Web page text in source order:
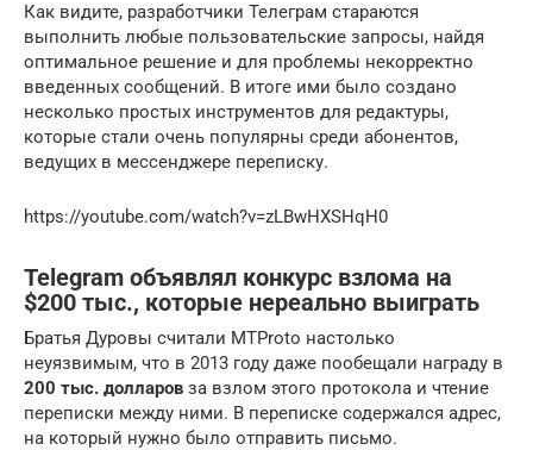
Как видите, разработчики Телеграм стараются
выполнить любые пользовательские запросы, найдя
оптимальное решение и для проблемы некорректно
введенных сообщений. В итоге ими было создано
несколько простых инструментов для редактуры,
которые стали очень популярны среди абонентов,
ведущих в мессенджере переписку.
https://youtube.com/watch?v=zLBwHXSHqH0
Telegram объявлял конкурс взлома на
$200 тыс., которые нереально выиграть
Братья Дуровы считали MTProto настолько
неуязвимым, что в 2013 году даже пообещали награду в
200 тыс. долларов за взлом этого протокола и чтение
переписки между ними. В переписке содержался адрес,
на который нужно было отправить письмо.